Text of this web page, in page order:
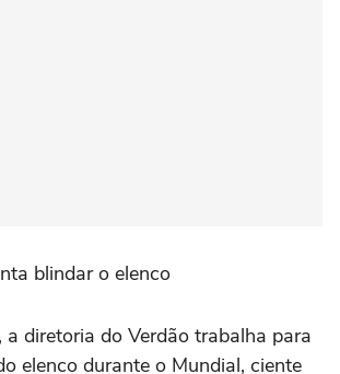
blindar o elenco
a diretoria do Verdão trabalha para
elenco durante o Mundial, ciente